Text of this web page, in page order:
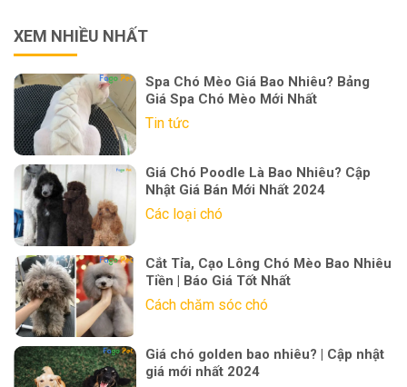
XEM NHIỀU NHẤT
Spa Chó Mèo Giá Bao Nhiêu? Bảng
Giá Spa Chó Mèo Mới Nhất
Tin tức
Giá Chó Poodle Là Bao Nhiêu? Cập
Nhật Giá Bán Mới Nhất 2024
Các loại chó
Cắt Tỉa, Cạo Lông Chó Mèo Bao Nhiêu
Tiền | Báo Giá Tốt Nhất
Cách chăm sóc chó
Giá chó golden bao nhiêu? | Cập nhật
giá mới nhất 2024